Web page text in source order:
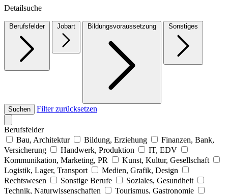
Detailsuche
Berufsfelder Jobart Bildungsvoraussetzung Sonstiges
Suchen Filter zurücksetzen
Berufsfelder
Bau, Architektur
Bildung, Erziehung
Finanzen, Bank,
Versicherung
Handwerk, Produktion
IT, EDV
Kommunikation, Marketing, PR
Kunst, Kultur, Gesellschaft
Logistik, Lager, Transport
Medien, Grafik, Design
Rechtswesen
Sonstige Berufe
Soziales, Gesundheit
Technik, Naturwissenschaften
Tourismus, Gastronomie